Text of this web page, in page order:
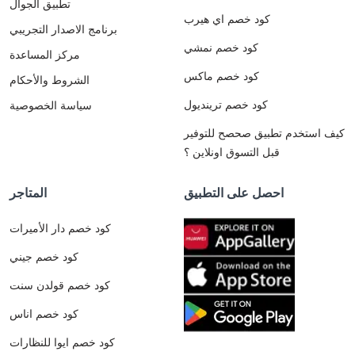
تطبيق الجوال
برنامج الاصدار التجريبي
مركز المساعدة
الشروط والأحكام
سياسة الخصوصية
كود خصم اي هيرب
كود خصم نمشي
كود خصم ماكس
كود خصم ترينديول
كيف استخدم تطبيق صحصح للتوفير
قبل التسوق اونلاين ؟
المتاجر
كود خصم دار الأميرات
كود خصم جيني
كود خصم قولدن سنت
كود خصم اناس
كود خصم ايوا للنظارات
احصل على التطبيق